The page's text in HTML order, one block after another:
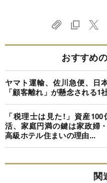
おすすめ
ヤマト運輸、佐川急便、日
「顧客離れ」が懸念される1
「税理士は見た!」資産
活、家庭円満の鍵は家政婦
高級ホテル住まいの理由...
関